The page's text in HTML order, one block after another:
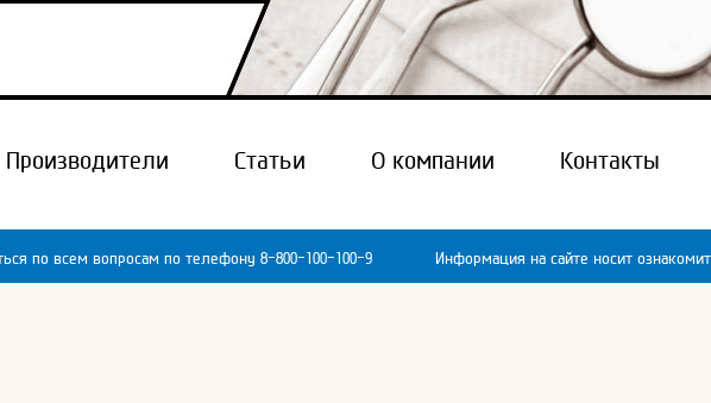
Производители Статьи О компании Контакты
по всем вопросам по телефону 8-800-100-100-9 Информация на сайте носит